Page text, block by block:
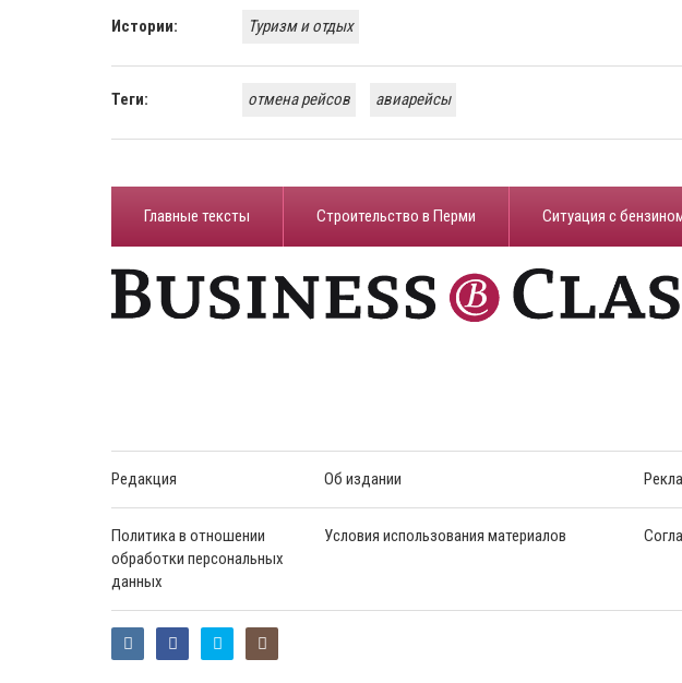
Истории: Туризм и отдых
Теги: отмена рейсов авиарейсы
Главные тексты Строительство в Перми ​Ситуация с
Редакция Об издании
Политика в отношении
обработки персональных
данных
Условия использования материалов